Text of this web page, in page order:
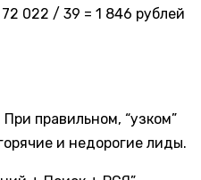
022 / 39 = 1 846 рублей
правильном, “узком”
и недорогие лиды.